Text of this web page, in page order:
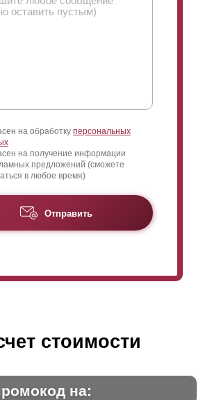
на обработку персональных
на получение информации
предложений (сможете
в любое время)
Отправить
стоимости
на: